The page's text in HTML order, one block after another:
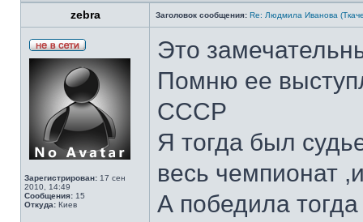
zebra Заголовок сообщения: Re: Людмила Иванова
Зарегистрирован: 17 сен
2010, 14:49
Сообщения: 15
Откуда: Киев
Это
Помню ее
СССР
Я тогда был
весь чемпионат
А победила